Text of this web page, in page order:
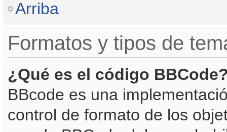
Arriba
Formatos y tipos de
¿Qué es el código
BBcode es una
control de formato de los